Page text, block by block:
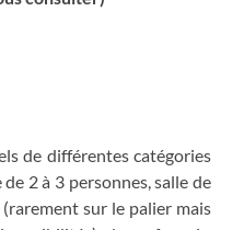
de différentes catégories
2 à 3 personnes, salle de
sur le palier mais